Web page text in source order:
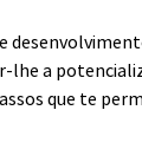
lhe a
que te